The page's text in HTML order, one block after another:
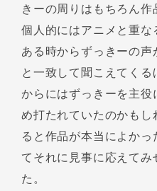
きーの周りはもちろん作
個人的にはアニメと重な
ある時からずっきーの
と一致して聞こえてく
からにはずっきーを主
め打たれていたのかもし
ると作品が本当によか
てそれに見事に応えて
た。